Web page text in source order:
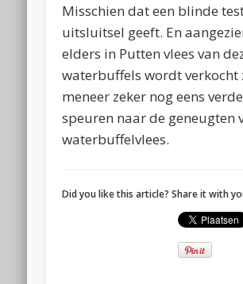
Misschien dat een blinde
uitsluitsel geeft. En
elders in Putten vlees van
waterbuffels wordt verkocht
meneer zeker nog eens
speuren naar de geneugten
waterbuffelvlees.
Did you like this article? Share it with